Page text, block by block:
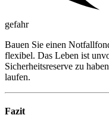
gefahr
Bauen Sie einen
flexibel. Das Leben ist
Sicherheitsreserve zu
laufen.
Fazit